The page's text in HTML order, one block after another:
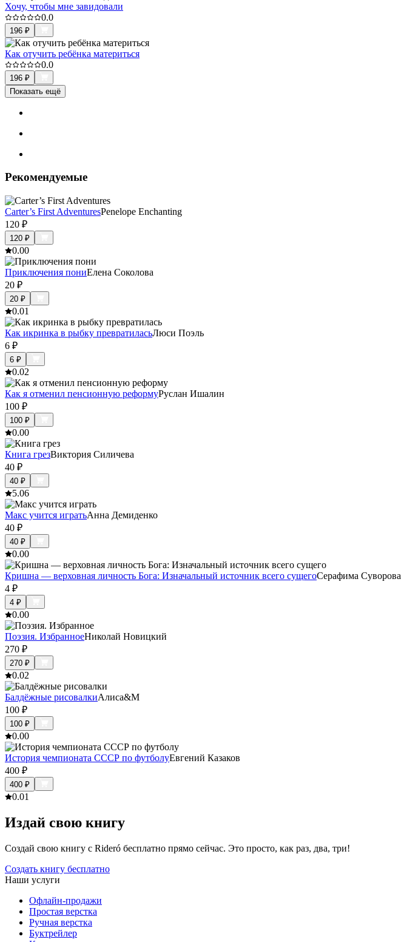
Хочу, чтобы мне завидовали
0.0
196 ₽
Как отучить ребёнка материться
0.0
196 ₽
Показать ещё
Рекомендуемые
Carter’s First AdventuresPenelope Enchanting
120 ₽
120 ₽
0.00
Приключения пониЕлена Соколова
20 ₽
20 ₽
0.01
Как икринка в рыбку превратиласьЛюси Поэль
6 ₽
6 ₽
0.02
Как я отменил пенсионную реформуРуслан Ишалин
100 ₽
100 ₽
0.00
Книга грезВиктория Силичева
40 ₽
40 ₽
5.06
Макс учится игратьАнна Демиденко
40 ₽
40 ₽
0.00
Кришна — верховная личность Бога: Изначальный источник всего сущегоСерафима Суворова
4 ₽
4 ₽
0.00
Поэзия. ИзбранноеНиколай Новицкий
270 ₽
270 ₽
0.02
Балдёжные рисовалкиАлиса&M
100 ₽
100 ₽
0.00
История чемпионата СССР по футболуЕвгений Казаков
400 ₽
400 ₽
0.01
Издай свою книгу
Создай свою книгу с Rideró бесплатно прямо сейчас. Это просто, как раз, два, три!
Создать книгу бесплатно
Наши услуги
Офлайн-продажи
Простая верстка
Ручная верстка
Буктрейлер